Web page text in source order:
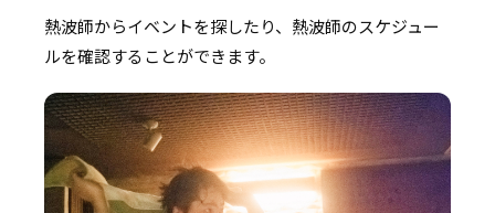
熱波師からイベントを探したり、熱波師のスケジュー
ルを確認することができます。